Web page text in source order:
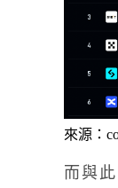
來源：
而與